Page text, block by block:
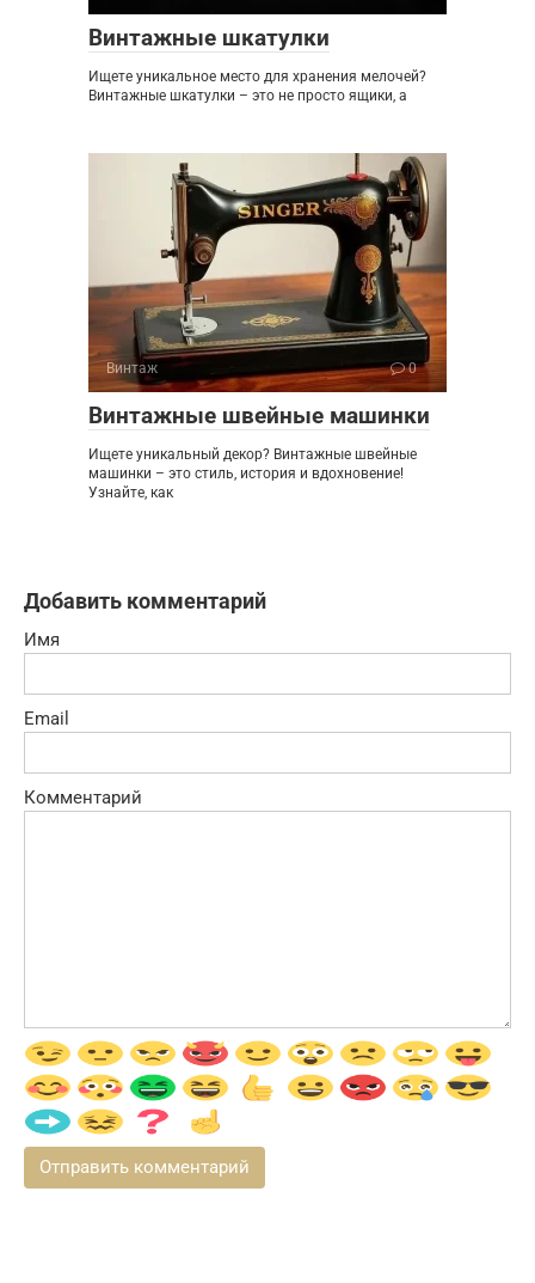
Винтажные шкатулки
Ищете уникальное место для хранения мелочей?
Винтажные шкатулки – это не просто ящики, а
Винтаж 0
Винтажные швейные машинки
Ищете уникальный декор? Винтажные швейные
машинки – это стиль, история и вдохновение!
Узнайте, как
Добавить комментарий
Имя
Email
Комментарий